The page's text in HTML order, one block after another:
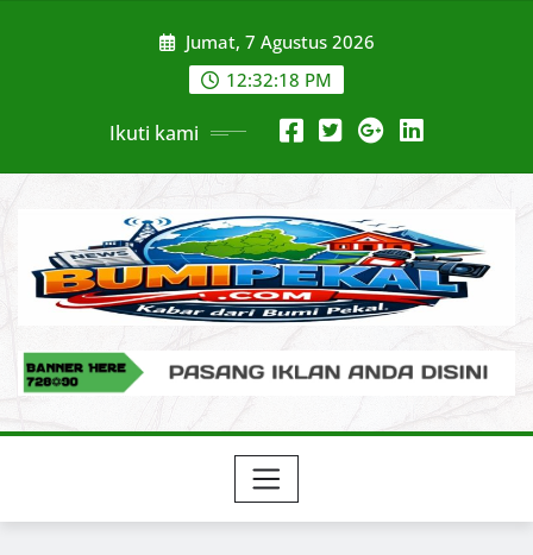
Jumat, 7 Agustus 2026
12:32:20 PM
Ikuti kami